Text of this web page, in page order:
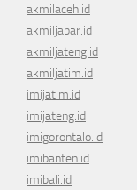
akmilaceh.id
akmiljabar.id
akmiljateng.id
akmiljatim.id
imijatim.id
imijateng.id
imigorontalo.id
imibanten.id
imibali.id